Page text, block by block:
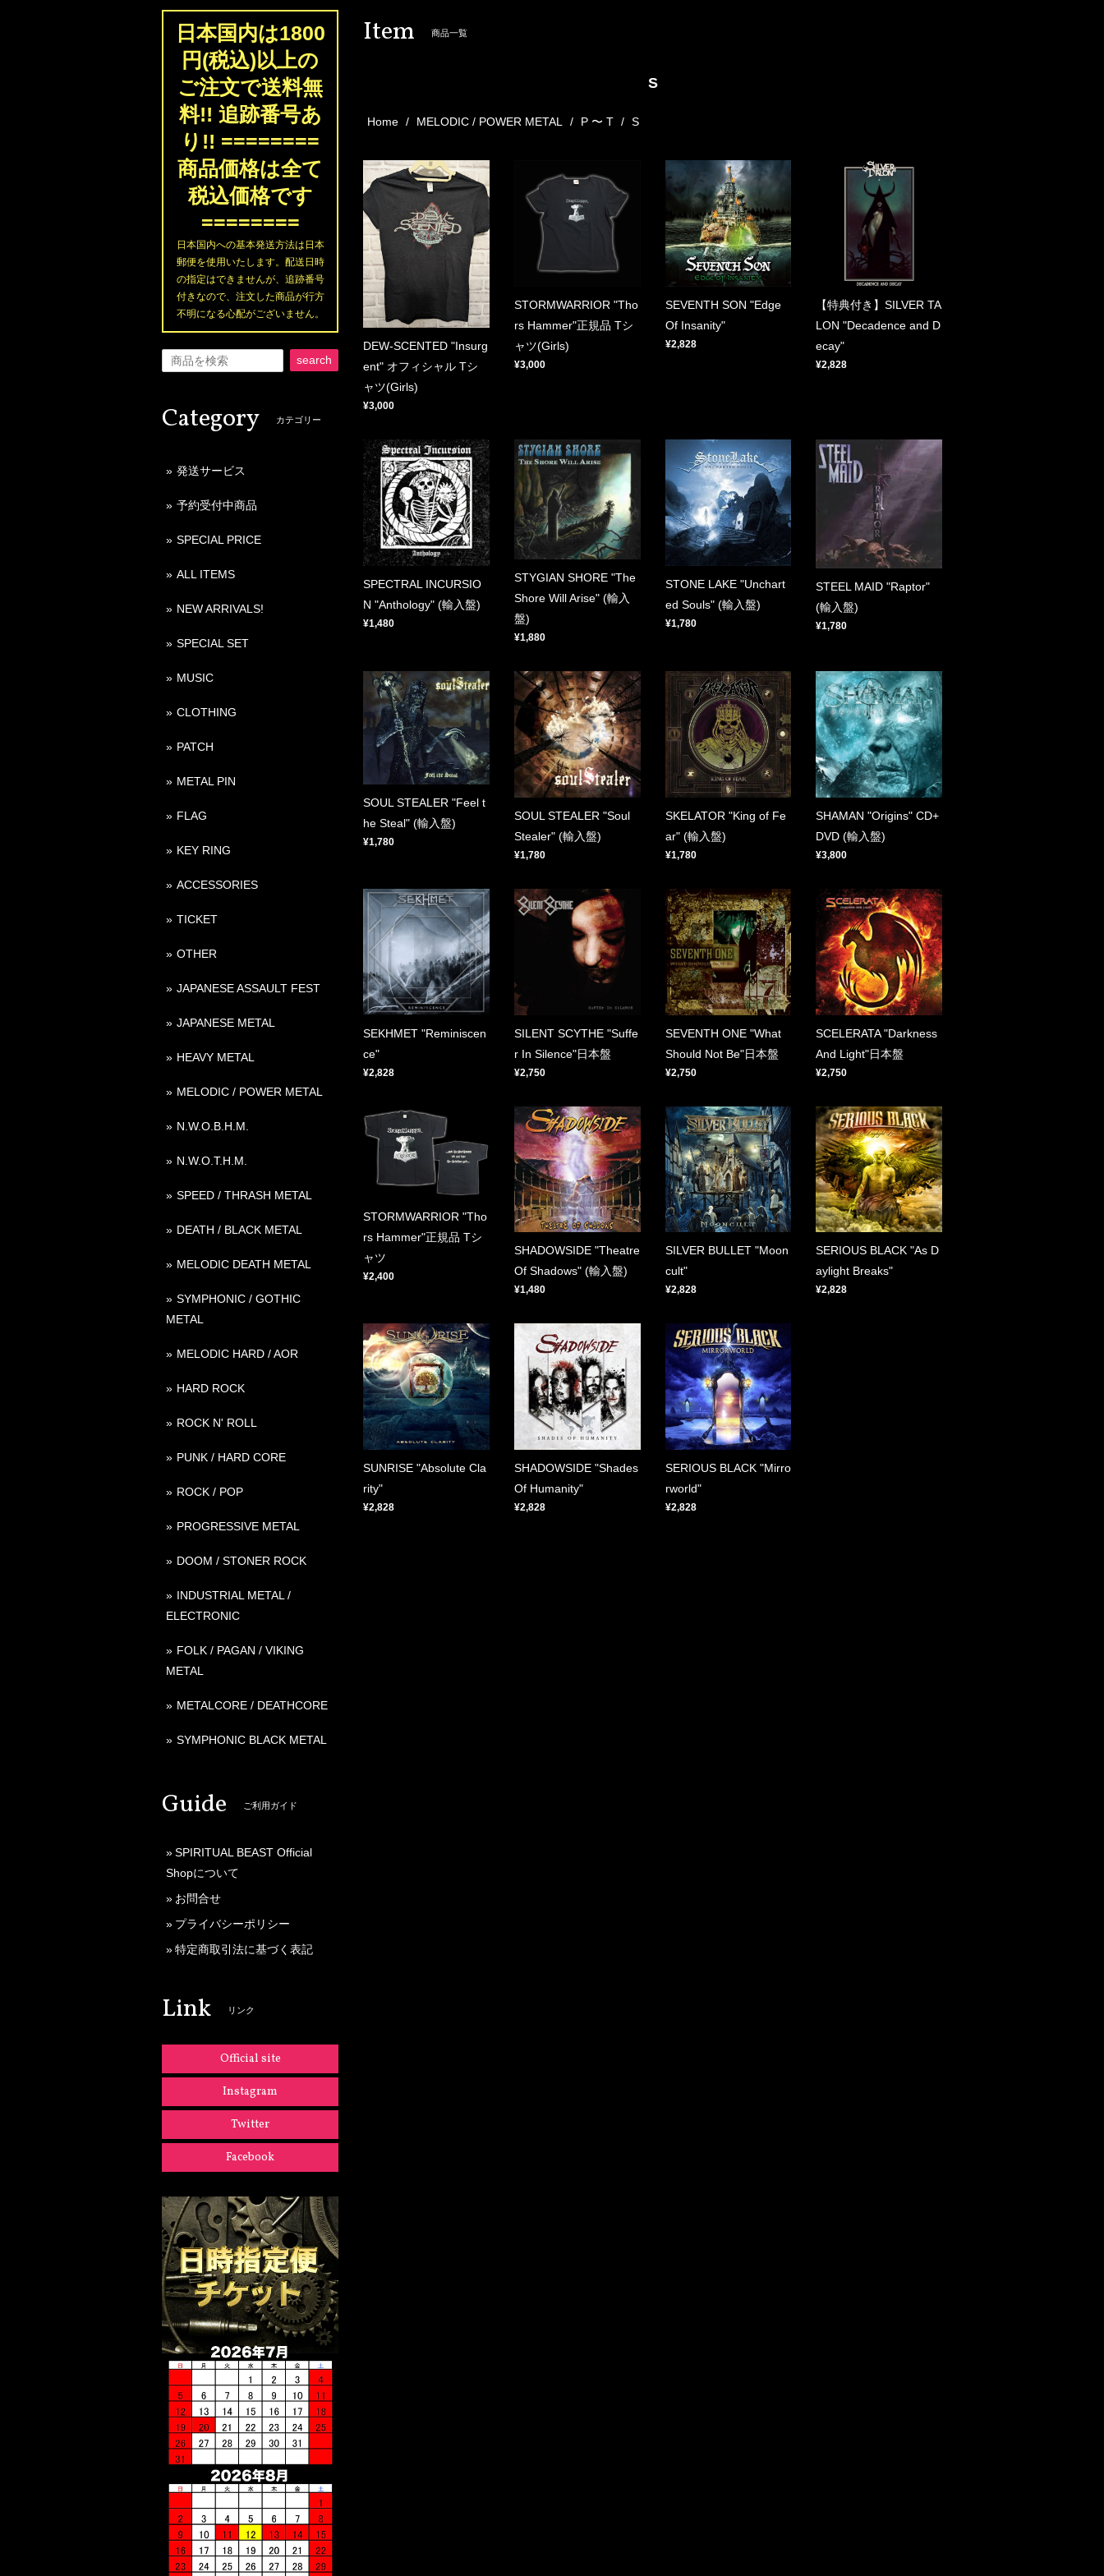
Item 商品一覧
S
Home MELODIC / POWER METAL P 〜 T S
DEW-SCENTED "Insurg
ent" オフィシャル Tシ
ャツ(Girls)
¥3,000
STORMWARRIOR "Tho
rs Hammer"正規品 Tシ
ャツ(Girls)
¥3,000
SEVENTH SON "Edge
Of Insanity"
¥2,828
【特典付き】SILVER TA
LON "Decadence and D
ecay"
¥2,828
SPECTRAL INCURSIO
N "Anthology" (輸入盤)
¥1,480
STYGIAN SHORE "The
Shore Will Arise" (輸入
盤)
¥1,880
STONE LAKE "Unchart
ed Souls" (輸入盤)
¥1,780
STEEL MAID "Raptor"
(輸入盤)
¥1,780
SOUL STEALER "Feel t
he Steal" (輸入盤)
¥1,780
SOUL STEALER "Soul
Stealer" (輸入盤)
¥1,780
SKELATOR "King of Fe
ar" (輸入盤)
¥1,780
SHAMAN "Origins" CD+
DVD (輸入盤)
¥3,800
SEKHMET "Reminiscen
ce"
¥2,828
SILENT SCYTHE "Suffe
r In Silence"日本盤
¥2,750
SEVENTH ONE "What
Should Not Be"日本盤
¥2,750
SCELERATA "Darkness
And Light"日本盤
¥2,750
STORMWARRIOR "Tho
rs Hammer"正規品 Tシ
ャツ
¥2,400
SHADOWSIDE "Theatre
Of Shadows" (輸入盤)
¥1,480
SILVER BULLET "Moon
cult"
¥2,828
SERIOUS BLACK "As D
aylight Breaks"
¥2,828
SUNRISE "Absolute Cla
rity"
¥2,828
SHADOWSIDE "Shades
Of Humanity"
¥2,828
SERIOUS BLACK "Mirro
rworld"
¥2,828
日本国内は1800
円(税込)以上の
ご注文で送料無
料!! 追跡番号あ
り!! ========
商品価格は全て
税込価格です
========
日本国内への基本発送方法は日本
郵便を使用いたします。配送日時
の指定はできませんが、追跡番号
付きなので、注文した商品が行方
不明になる心配がございません。
search
Category カテゴリー
発送サービス
予約受付中商品
SPECIAL PRICE
ALL ITEMS
NEW ARRIVALS!
SPECIAL SET
MUSIC
CLOTHING
PATCH
METAL PIN
FLAG
KEY RING
ACCESSORIES
TICKET
OTHER
JAPANESE ASSAULT FEST
JAPANESE METAL
HEAVY METAL
MELODIC / POWER METAL
N.W.O.B.H.M.
N.W.O.T.H.M.
SPEED / THRASH METAL
DEATH / BLACK METAL
MELODIC DEATH METAL
SYMPHONIC / GOTHIC
METAL
MELODIC HARD / AOR
HARD ROCK
ROCK N' ROLL
PUNK / HARD CORE
ROCK / POP
PROGRESSIVE METAL
DOOM / STONER ROCK
INDUSTRIAL METAL /
ELECTRONIC
FOLK / PAGAN / VIKING
METAL
METALCORE / DEATHCORE
SYMPHONIC BLACK METAL
Guide ご利用ガイド
SPIRITUAL BEAST Official
Shopについて
お問合せ
プライバシーポリシー
特定商取引法に基づく表記
Link リンク
Official site
Instagram
Twitter
Facebook